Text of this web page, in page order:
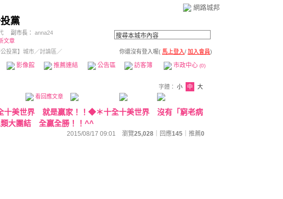
網路城邦
黨
副市長：
anna24
文章
投黨】城市／討論區／ 你還沒有登入喔( 馬上登入/ 加入會員)
影像館 推薦連結 公告區 訪客簿 市政中心 (0)
字體： 小 中
大
看回應文章
美世界 就是贏家！！◆＊十全十美世界 沒有「窮老病
大團結 全贏全勝！！^^
2015/08/17 09:01 瀏覽25,028 ｜回應145 推薦0